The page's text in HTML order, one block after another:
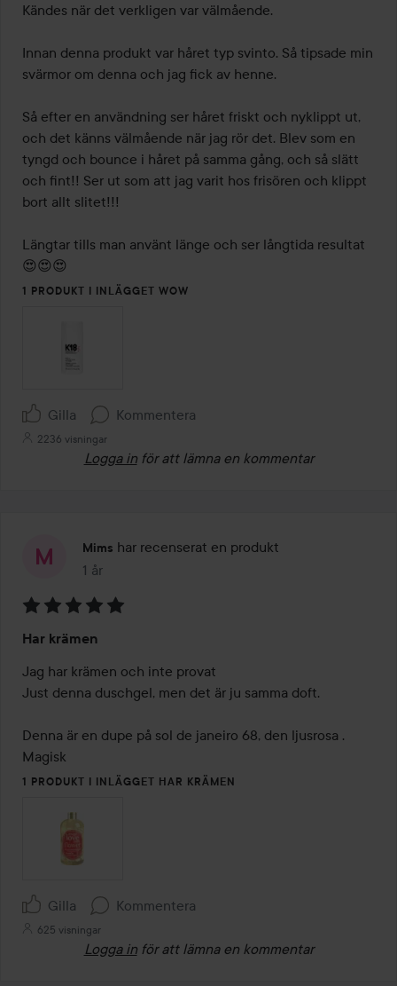
Kändes när det verkligen var välmående.
Innan denna produkt var håret typ svinto. Så tipsade min
svärmor om denna och jag fick av henne.
Så efter en användning ser håret friskt och nyklippt ut,
och det känns välmående när jag rör det. Blev som en
tyngd och bounce i håret på samma gång, och så slätt
och fint!! Ser ut som att jag varit hos frisören och klippt
bort allt slitet!!!
Längtar tills man använt länge och ser långtida resultat
😍😍😍
1 PRODUKT I INLÄGGET WOW
Gilla Kommentera
2236 visningar
Logga in för att lämna en kommentar
Mims har recenserat en produkt
1 år
Inlägget skapades 1 år
5
av
5
Har krämen
Jag har krämen och inte provat
Just denna duschgel, men det är ju samma doft.
Denna är en dupe på sol de janeiro 68, den ljusrosa .
Magisk
1 PRODUKT I INLÄGGET HAR KRÄMEN
Gilla Kommentera
625 visningar
Logga in för att lämna en kommentar